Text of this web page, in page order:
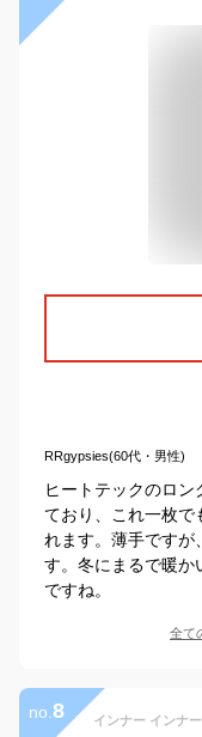
RRgypsies(60代・男性)
ヒートテックのロ
ており、これ一枚で
れます。薄手ですが
す。冬にまるで暖か
ですね。
全て
no. 8